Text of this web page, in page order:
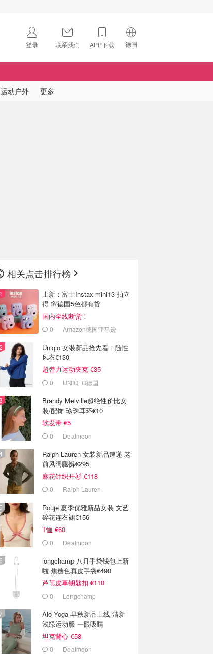
登录 联系我们 APP下载 德国
🇺🇸
运动户外 更多
相关点击排行榜
上新：富士Instax mini13 拍立
得 🌸德国5色都有货
国内全线断货！
0 Amazon德国亚马逊
Uniqlo 女装新品抢先看！随性
风衣€130
超弹力运动夹克 €35
0 UNIQLO德国
Brandy Melville超绝性价比女
装/配饰 珍珠耳环€10
软发带 €5
0 Dealmoon
Ralph Lauren 女装新品速递 老
前风阔腿裤€295
麻花针织开衫 €118
0 Ralph Lauren
Rouje 夏季优雅新品女装 文艺
碎花连衣裙€156
T恤 €60
0 Dealmoon
longchamp 八月手袋钱包上新
啦 焦糖色真皮手袋€490
芦苇皮革钥匙扣 €110
0 Longchamp
Alo Yoga 早秋新品上线 清新
浅绿运动服 一眼吸睛
坦克背心 €58
0 Dealmoon